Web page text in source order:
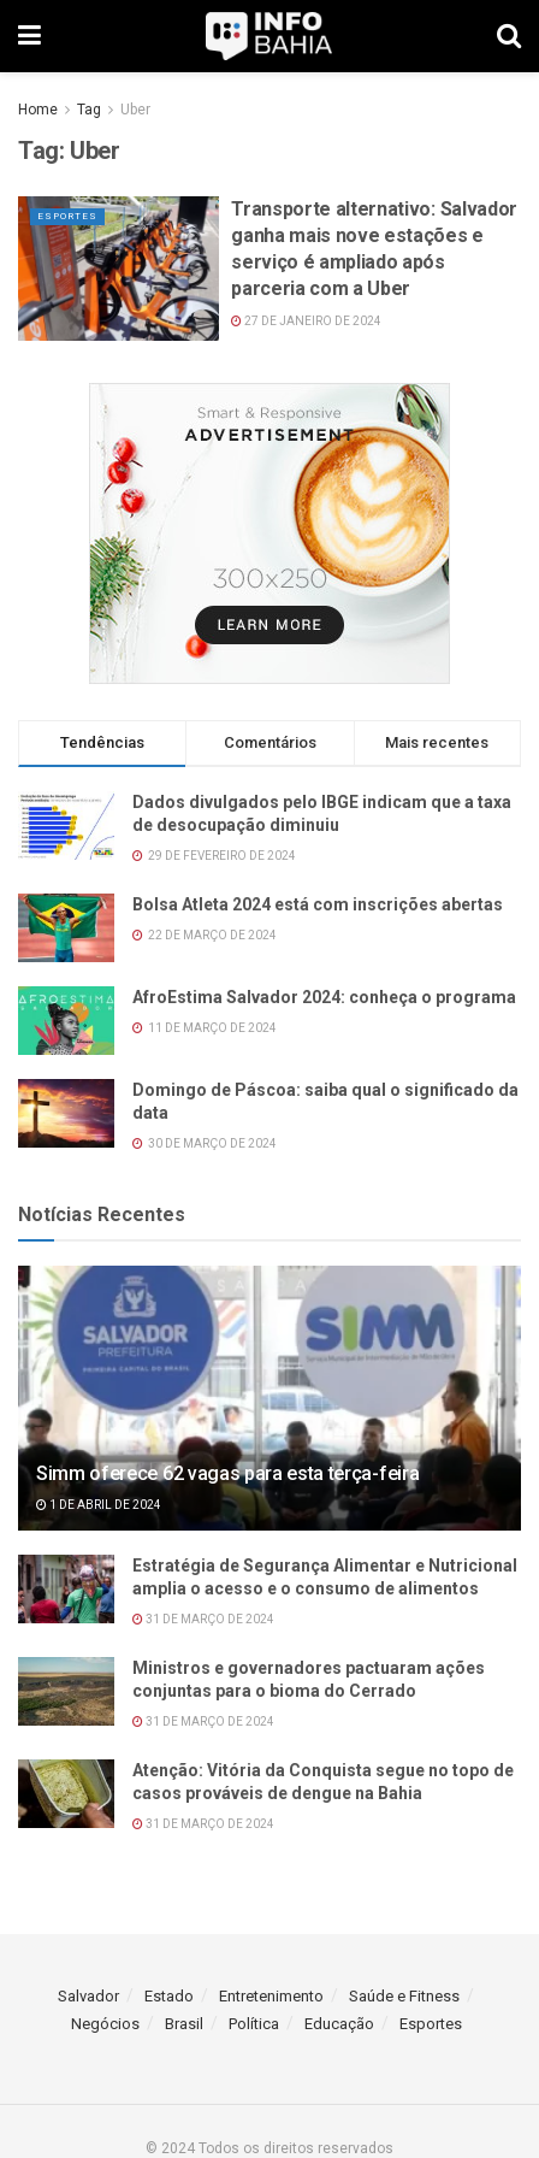
Home Tag Uber
Tag: Uber
ESPORTES
Transporte alternativo: Salvador
ganha mais nove estações e
serviço é ampliado após
parceria com a Uber
27 DE JANEIRO DE 2024
Tendências Comentários Mais recentes
Dados divulgados pelo IBGE indicam que a taxa
de desocupação diminuiu
29 DE FEVEREIRO DE 2024
Bolsa Atleta 2024 está com inscrições abertas
22 DE MARÇO DE 2024
AfroEstima Salvador 2024: conheça o programa
11 DE MARÇO DE 2024
Domingo de Páscoa: saiba qual o significado da
data
30 DE MARÇO DE 2024
Notícias Recentes
Simm oferece 62 vagas para esta terça-feira
1 DE ABRIL DE 2024
Estratégia de Segurança Alimentar e Nutricional
amplia o acesso e o consumo de alimentos
31 DE MARÇO DE 2024
Ministros e governadores pactuaram ações
conjuntas para o bioma do Cerrado
31 DE MARÇO DE 2024
Atenção: Vitória da Conquista segue no topo de
casos prováveis de dengue na Bahia
31 DE MARÇO DE 2024
Salvador Estado Entretenimento
Saúde e Fitness
Negócios
Brasil Política Educação Esportes
© 2024 Todos os direitos reservados